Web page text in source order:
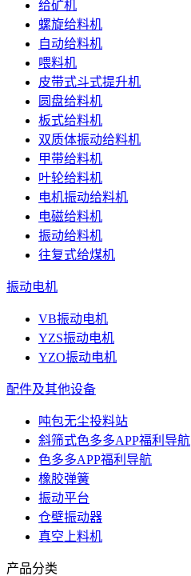
给矿机
螺旋给料机
自动给料机
喂料机
皮带式斗式提升机
圆盘给料机
板式给料机
双质体振动给料机
甲带给料机
叶轮给料机
电机振动给料机
电磁给料机
振动给料机
往复式给煤机
振动电机
VB振动电机
YZS振动电机
YZO振动电机
配件及其他设备
吨包无尘投料站
斜筛式色多多APP福利导航
色多多APP福利导航
橡胶弹簧
振动平台
仓壁振动器
真空上料机
产品分类